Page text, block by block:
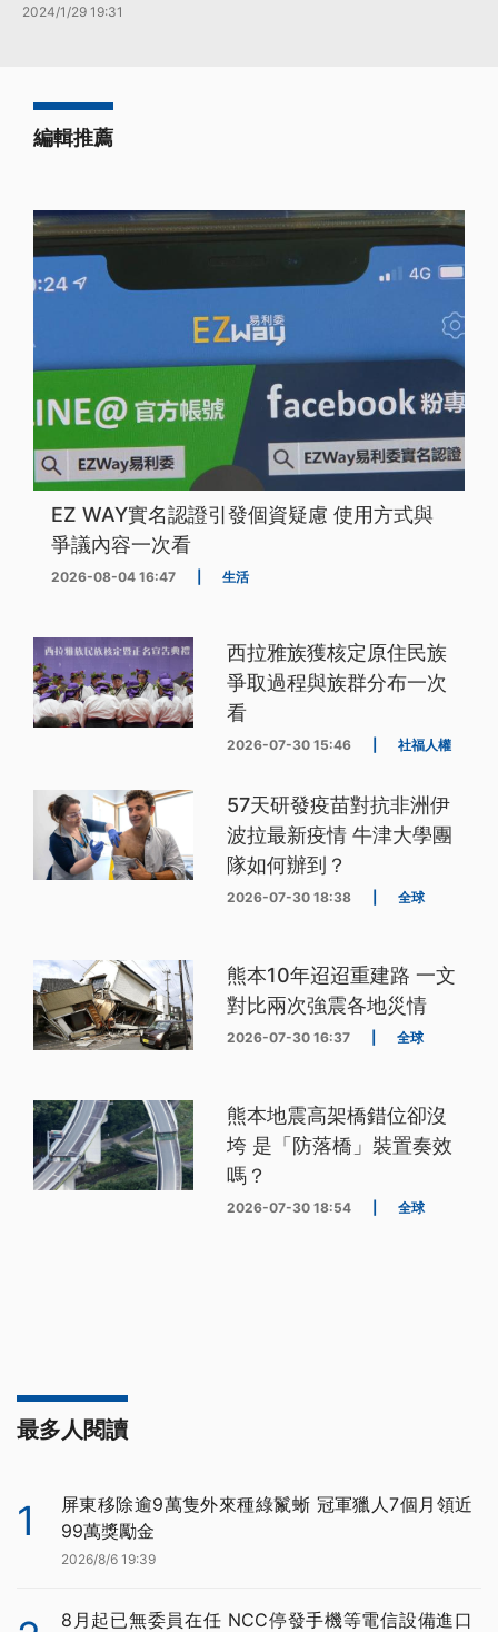
2024/1/29 19:31
編輯推薦
EZ WAY實名認證引發個資疑慮 使用方式與
爭議內容一次看
2026-08-04 16:47 生活
西拉雅族獲核定原住民族
爭取過程與族群分布一次
看
2026-07-30 15:46 社福人權
57天研發疫苗對抗非洲伊
波拉最新疫情 牛津大學團
隊如何辦到？
2026-07-30 18:38 全球
熊本10年迢迢重建路 一文
對比兩次強震各地災情
2026-07-30 16:37 全球
熊本地震高架橋錯位卻沒
垮 是「防落橋」裝置奏效
嗎？
2026-07-30 18:54 全球
最多人閱讀
1
屏東移除逾9萬隻外來種綠鬣蜥 冠軍獵人7個月領近
99萬獎勵金
2026/8/6 19:39
8月起已無委員在任 NCC停發手機等電信設備進口